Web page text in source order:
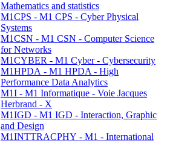
Mathematics and statistics
M1CPS - M1 CPS - Cyber Physical
Systems
M1CSN - M1 CSN - Computer Science
for Networks
M1CYBER - M1 Cyber - Cybersecurity
M1HPDA - M1 HPDA - High
Performance Data Analytics
M1I - M1 Informatique - Voie Jacques
Herbrand - X
M1IGD - M1 IGD - Interaction, Graphic
and Design
M1INTTRACPHY - M1 - International